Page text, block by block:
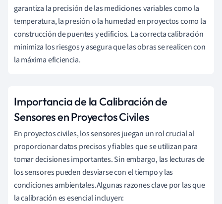
garantiza la precisión de las mediciones variables como la
temperatura, la presión o la humedad en proyectos como la
construcción de puentes y edificios. La correcta calibración
minimiza los riesgos y asegura que las obras se realicen con
la máxima eficiencia.
Importancia de la Calibración de
Sensores en Proyectos Civiles
En proyectos civiles, los sensores juegan un rol crucial al
proporcionar datos precisos y fiables que se utilizan para
tomar decisiones importantes. Sin embargo, las lecturas de
los sensores pueden desviarse con el tiempo y las
condiciones ambientales.Algunas razones clave por las que
la calibración es esencial incluyen: